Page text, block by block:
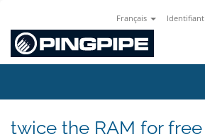
Français Identifiant
twice the RAM for free